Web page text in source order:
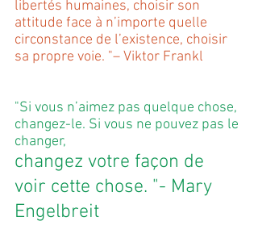
libertés humaines, choisir son
attitude face à n’importe quelle
circonstance de l’existence, choisir
sa propre voie. "– Viktor Frankl
"Si vous n’aimez pas quelque chose,
changez-le. Si vous ne pouvez pas le
changer,
changez votre façon de
voir cette chose. "- Mary
Engelbreit